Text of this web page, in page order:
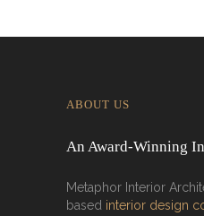
ABOUT US
An Award-Winning
Metaphor Interior
based interior design